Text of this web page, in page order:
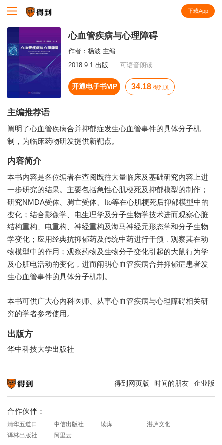
下载App
心血管疾病与心理障碍
作者： 杨波 主编
2018.9.1 出版
可语音朗读
开通电子书VIP 34.18 得到贝
主编推荐语
阐明了心血管疾病合并抑郁症发生心血管事件的具体分子机
制，为临床药物研发提供新靶点。
内容简介
本书内容是各位编者在查阅既往大量临床及基础研究内容上进
一步研究的结果。主要包括急性心肌梗死及抑郁模型的制作；
研究NMDA受体、凋亡受体、Ito等在心肌梗死后抑郁模型中的
变化；结合影像学、电生理学及分子生物学技术进而观察心脏
结构重构、电重构、神经重构及海马神经元形态学和分子生物
学变化；应用经典抗抑郁药及传统中药进行干预，观察其在动
物模型中的作用；观察药物及生物分子变化引起的大鼠行为学
及心脏电活动的变化，进而阐明心血管疾病合并抑郁症患者发
生心血管事件的具体分子机制。
本书可供广大心内科医师、从事心血管疾病与心理障碍相关研
究的学者参考使用。
出版方
华中科技大学出版社
得到网页版 时间的朋友 企业版
合作伙伴：
清华五道口 中信出版社 读库
湛庐文化
译林出版社
阿里云